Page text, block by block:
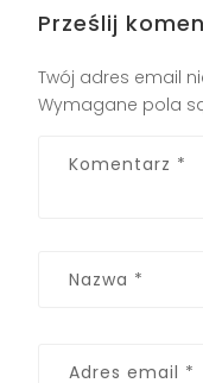
Prześlij
Twój adres email
Wymagane pola